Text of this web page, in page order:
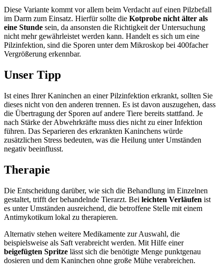
Diese Variante kommt vor allem beim Verdacht auf einen Pilzbefall
im Darm zum Einsatz. Hierfür sollte die Kotprobe nicht älter als
eine Stunde sein, da ansonsten die Richtigkeit der Untersuchung
nicht mehr gewährleistet werden kann. Handelt es sich um eine
Pilzinfektion, sind die Sporen unter dem Mikroskop bei 400facher
Vergrößerung erkennbar.
Unser Tipp
Ist eines Ihrer Kaninchen an einer Pilzinfektion erkrankt, sollten Sie
dieses nicht von den anderen trennen. Es ist davon auszugehen, dass
die Übertragung der Sporen auf andere Tiere bereits stattfand. Je
nach Stärke der Abwehrkräfte muss dies nicht zu einer Infektion
führen. Das Separieren des erkrankten Kaninchens würde
zusätzlichen Stress bedeuten, was die Heilung unter Umständen
negativ beeinflusst.
Therapie
Die Entscheidung darüber, wie sich die Behandlung im Einzelnen
gestaltet, trifft der behandelnde Tierarzt. Bei leichten Verläufen ist
es unter Umständen ausreichend, die betroffene Stelle mit einem
Antimykotikum lokal zu therapieren.
Alternativ stehen weitere Medikamente zur Auswahl, die
beispielsweise als Saft verabreicht werden. Mit Hilfe einer
beigefügten Spritze lässt sich die benötigte Menge punktgenau
dosieren und dem Kaninchen ohne große Mühe verabreichen.